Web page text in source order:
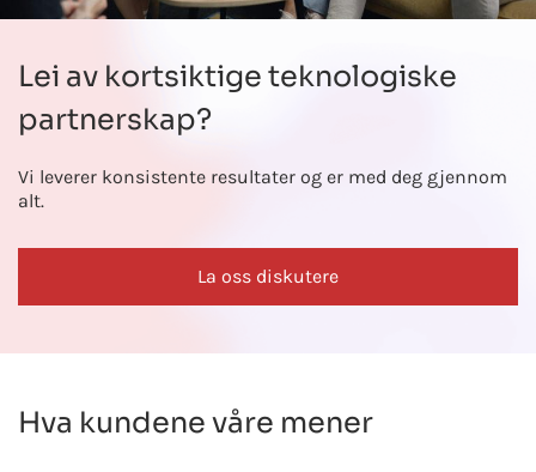
Lei av kortsiktige teknologiske
partnerskap?
Vi leverer konsistente resultater og er med deg gjennom
alt.
La oss diskutere
Hva kundene våre mener